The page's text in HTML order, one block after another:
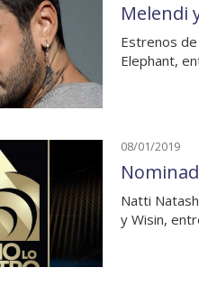
Melendi
Estrenos de
Elephant,
08/01/2019
Natti
y Wisin,